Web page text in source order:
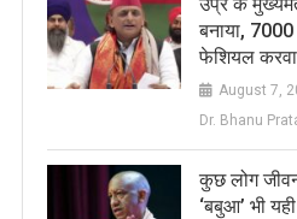
बनाया,
फेशियल
August 7,
Dr. Bhanu
कुछ लोग
‘बबुआ’ भी